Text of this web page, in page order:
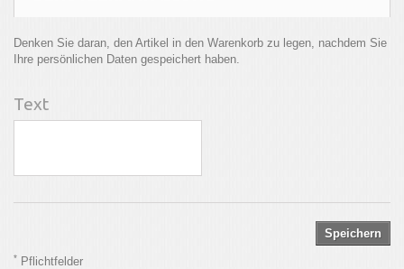
Denken Sie daran, den Artikel in den Warenkorb zu legen, nachdem Sie
Ihre persönlichen Daten gespeichert haben.
Text
Speichern
* Pflichtfelder